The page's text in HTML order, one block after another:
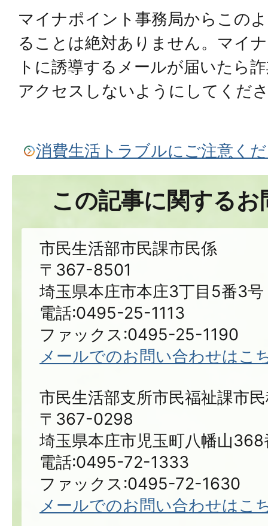
マイナポイント事務局からこの
ることは絶対ありません。マイ
トに誘導するメールが届いたら
アクセスしないようにしてくだ
消費生活トラブルにご注意く
この記事に関する
市民生活部市民課市民係
〒367-8501
埼玉県本庄市本庄3丁目5番3号
電話:0495-25-1113
ファックス:0495-25-1190
メールでのお問い合わせはこ
市民生活部支所市民福祉課市
〒367-0298
埼玉県本庄市児玉町八幡山368
電話:0495-72-1333
ファックス:0495-72-1630
メールでのお問い合わせはこ